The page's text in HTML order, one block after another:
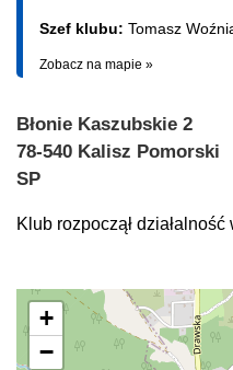
Szef klubu: Tomasz
Zobacz na mapie »
Błonie Kaszubskie 2
78-540 Kalisz Pomorski
SP
Klub rozpoczął działalność
+
−